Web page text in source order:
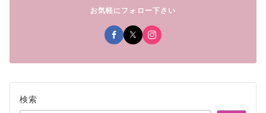
お気軽にフォロー下さい
検索